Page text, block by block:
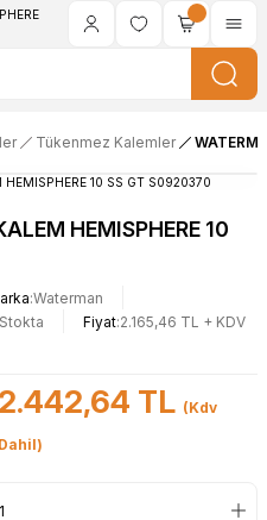
Tükenmez Kalemler
HEMISPHERE 10
Waterman
Stokta Fiyat 2.165,46 TL + KDV
2.442,64 TL (Kdv
Dahil)